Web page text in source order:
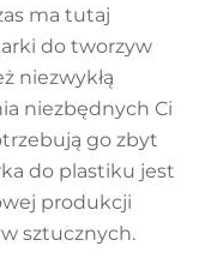
ma tutaj
do tworzyw
niezwykłą
niezbędnych Ci
go zbyt
do plastiku jest
produkcji
sztucznych.